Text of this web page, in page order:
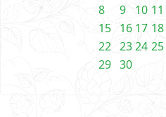
8
9 10 11
15 16 17 18
22 2324 25
29 30